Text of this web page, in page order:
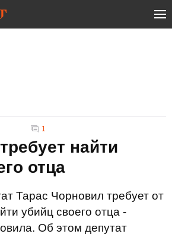
1
найти
отца
Тарас Чорновил требует от
убийц своего отца -
Об этом депутат